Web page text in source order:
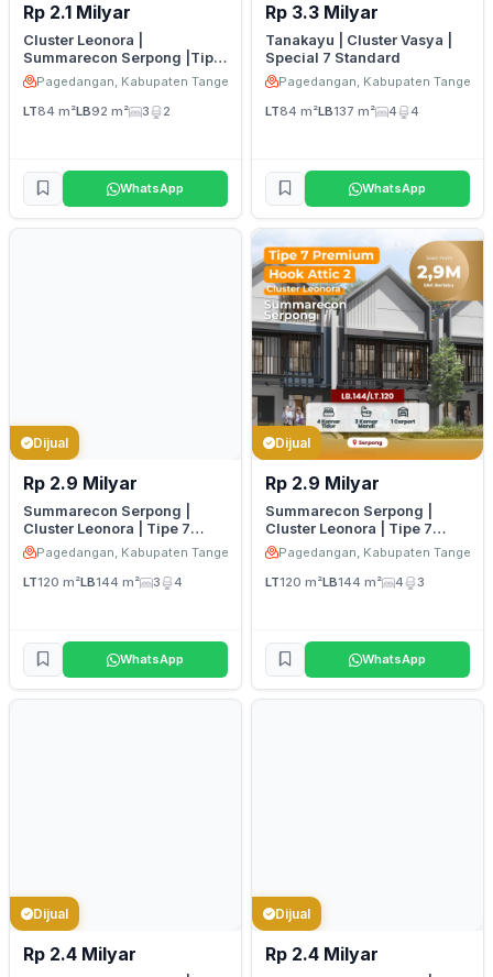
Rp 2.1 Milyar
Cluster Leonora |
Summarecon Serpong |Tipe
7 Deluxe
Pagedangan, Kabupaten Tangerang
LT84 m²LB92 m² 3 2
WhatsApp
Rp 3.3 Milyar
Tanakayu | Cluster Vasya |
Special 7 Standard
Pagedangan, Kabupaten
LT84 m²LB137 m² 4 4
WhatsApp
Dijual
Rp 2.9 Milyar
Summarecon Serpong |
Cluster Leonora | Tipe 7
Premium Hook Attic 3
Pagedangan, Kabupaten Tangerang
LT120 m²LB144 m² 3 4
WhatsApp
Dijual
Rp 2.9 Milyar
Summarecon Serpong |
Cluster Leonora | Tipe 7
Premium Hook Attic 2
Pagedangan, Kabupaten
LT120 m²LB144 m² 4 3
WhatsApp
Dijual
Rp 2.4 Milyar
Dijual
Rp 2.4 Milyar